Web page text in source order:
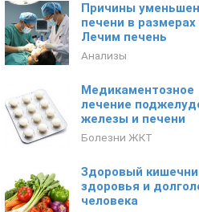
Причины
печени в
Лечим печень
Анализы
Медикаментозное
лечение
железы и печени
Болезни ЖКТ
Здоровый
здоровья и
человека